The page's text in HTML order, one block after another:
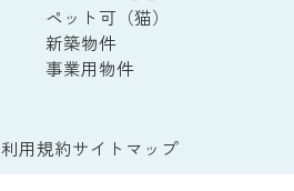
ペット可（猫）
新築物件
事業用物件
利用規約サイトマップ